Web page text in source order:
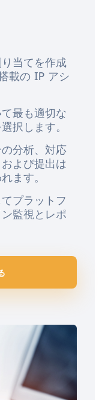
当てを作成
載の IP アシ
最も適切な
択します。
分析、対応
よび提出は
ます。
プラットフ
監視とレポ